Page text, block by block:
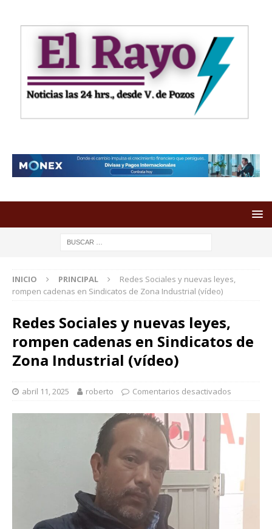
INICIO PRINCIPAL
Redes Sociales y nuevas leyes,
rompen cadenas en Sindicatos de Zona Industrial (vídeo)
Redes Sociales y nuevas leyes,
rompen cadenas en Sindicatos de
Zona Industrial (vídeo)
abril 11, 2025 roberto Comentarios desactivados